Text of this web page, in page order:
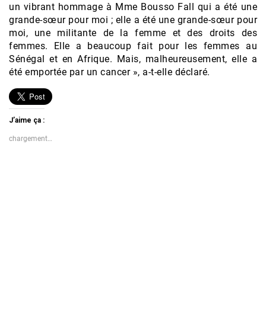
un vibrant hommage à Mme Bousso Fall qui a été une
grande-sœur pour moi ; elle a été une grande-sœur pour
moi, une militante de la femme et des droits des
femmes. Elle a beaucoup fait pour les femmes au
Sénégal et en Afrique. Mais, malheureusement, elle a
été emportée par un cancer », a-t-elle déclaré.
J’aime ça :
chargement…